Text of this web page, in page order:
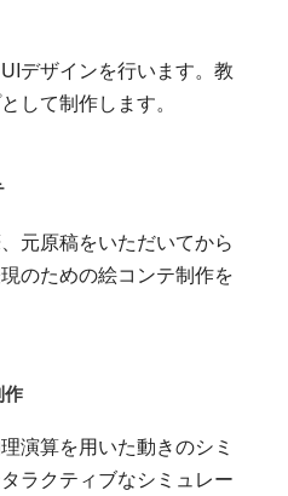
デザインを行います。教
して制作します。
元原稿をいただいてから
のための絵コンテ制作を
作
演算を用いた動きのシミ
ラクティブなシミュレー